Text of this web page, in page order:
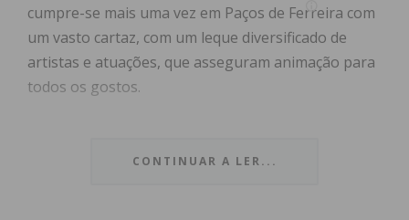
cumpre-se mais uma vez em Paços de Ferreira com
um vasto cartaz, com um leque diversificado de
artistas e atuações, que asseguram animação para
todos os gostos.
Comissão de Festas começou a preparar o evento
CONTINUAR A LER...